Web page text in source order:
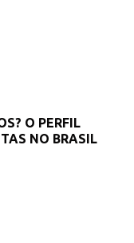
O PERFIL
NO BRASIL